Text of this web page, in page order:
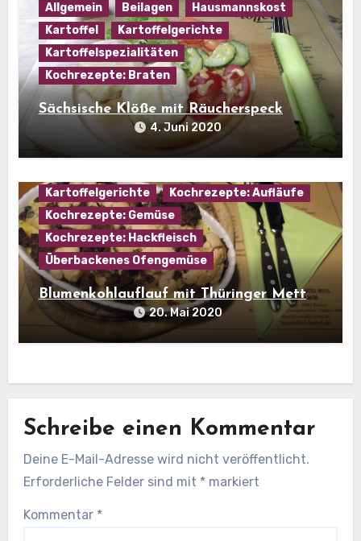
Allgemein Beilagen
Hausmannskost
Kartoffel
Kartoffelgerichte
Kartoffelspezialitäten
Kochrezepte: Braten
Sächsische Klöße mit Räucherspeck
4. Juni 2020
Kartoffelgerichte
Kochrezepte: Aufläufe
Kochrezepte: Gemüse
Kochrezepte: Hackfleisch
Überbackenes Ofengemüse
Blumenkohlauflauf mit Thüringer Mett
20. Mai 2020
Schreibe einen Kommentar
Deine E-Mail-Adresse wird nicht veröffentlicht.
Erforderliche Felder sind mit * markiert
Kommentar *